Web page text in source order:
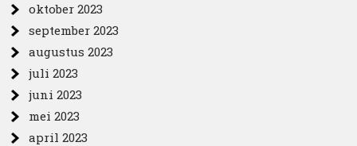
oktober 2023
september 2023
augustus 2023
juli 2023
juni 2023
mei 2023
april 2023